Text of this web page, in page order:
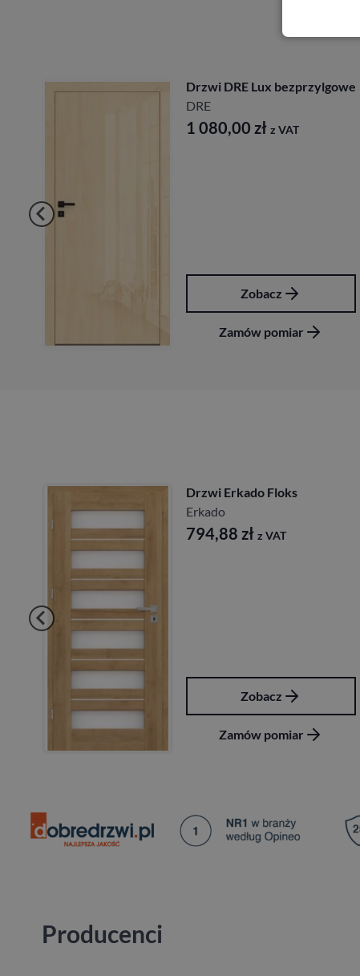
Drzwi DRE Lux bezprzylgowe
DRE
1 080,00 zł z VAT
Zobacz
Zamów pomiar
Drzwi Erkado Floks
Erkado
794,88 zł z VAT
Zobacz
Zamów pomiar
Producenci